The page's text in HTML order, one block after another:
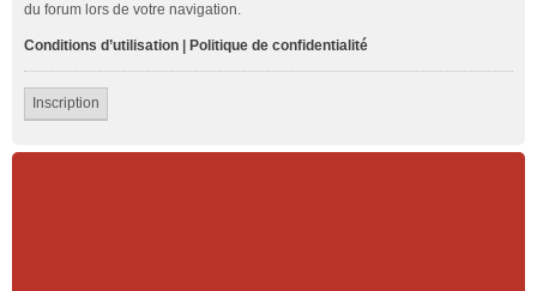
du forum lors de votre navigation.
Conditions d’utilisation Politique de confidentialité
Inscription